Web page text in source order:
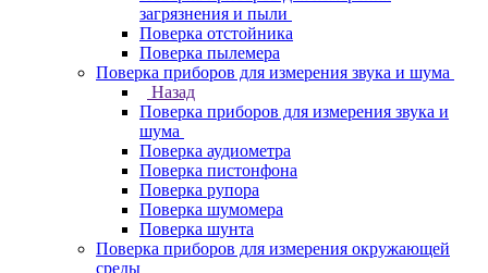
загрязнения и пыли
Поверка отстойника
Поверка пылемера
Поверка приборов для измерения звука и шума
Назад
Поверка приборов для измерения звука и
шума
Поверка аудиометра
Поверка пистонфона
Поверка рупора
Поверка шумомера
Поверка шунта
Поверка приборов для измерения окружающей
среды